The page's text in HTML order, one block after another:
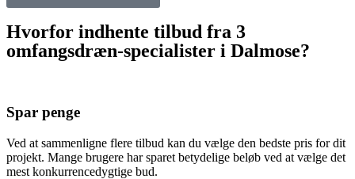
Hvorfor indhente tilbud fra 3
omfangsdræn-specialister i Dalmose?
Spar penge
Ved at sammenligne flere tilbud kan du vælge den bedste pris for dit
projekt. Mange brugere har sparet betydelige beløb ved at vælge det
mest konkurrencedygtige bud.